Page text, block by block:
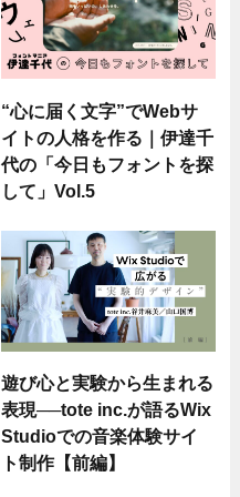
“心に届く文字”でWebサ
イトの人格を作る｜伊達千
代の「今日もフォントを探
して」Vol.5
遊び心と実験から生まれる
表現──tote inc.が語るWix
Studioでの音楽体験サイ
ト制作【前編】